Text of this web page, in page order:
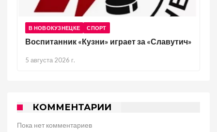
В НОВОКУЗНЕЦКЕ СПОРТ
Воспитанник «Кузни» играет за «Славутич»
5 августа 2026 г.
КОММЕНТАРИИ
Пока нет комментариев